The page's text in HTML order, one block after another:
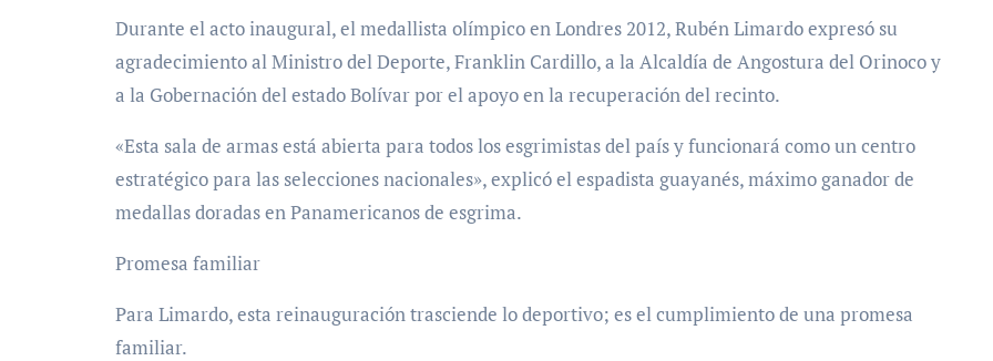
Durante el acto inaugural, el medallista olímpico en Londres 2012, Rubén Limardo expresó su
agradecimiento al Ministro del Deporte, Franklin Cardillo, a la Alcaldía de Angostura del Orinoco y
a la Gobernación del estado Bolívar por el apoyo en la recuperación del recinto.
«Esta sala de armas está abierta para todos los esgrimistas del país y funcionará como un centro
estratégico para las selecciones nacionales», explicó el espadista guayanés, máximo ganador de
medallas doradas en Panamericanos de esgrima.
Promesa familiar
Para Limardo, esta reinauguración trasciende lo deportivo; es el cumplimiento de una promesa
familiar.